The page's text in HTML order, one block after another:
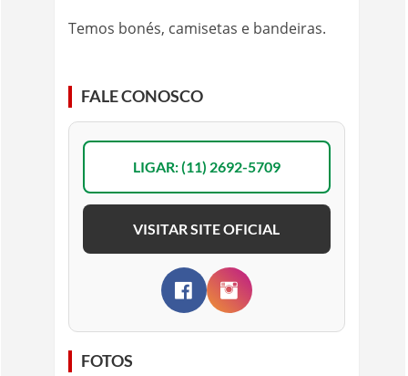
Temos bonés, camisetas e bandeiras.
FALE CONOSCO
LIGAR: (11) 2692-5709
VISITAR SITE OFICIAL
FOTOS